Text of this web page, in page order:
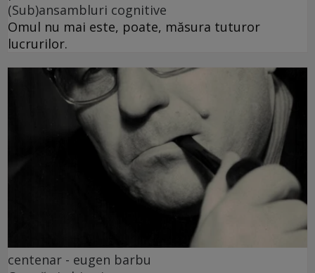
(Sub)ansambluri cognitive
Omul nu mai este, poate, măsura tuturor
lucrurilor.
centenar - eugen barbu